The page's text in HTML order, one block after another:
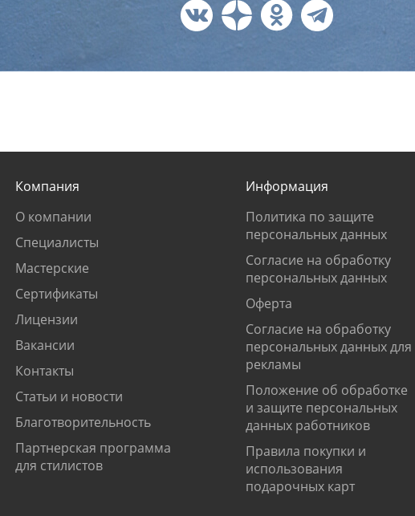
Компания
О компании
Специалисты
Мастерские
Сертификаты
Лицензии
Вакансии
Контакты
Статьи и новости
Благотворительность
Партнерская программа
для стилистов
Информация
Политика по защите
персональных данных
Согласие на обработку
персональных данных
Оферта
Согласие на обработку
персональных данных для
рекламы
Положение об обработке
и защите персональных
данных работников
Правила покупки и
использования
подарочных карт